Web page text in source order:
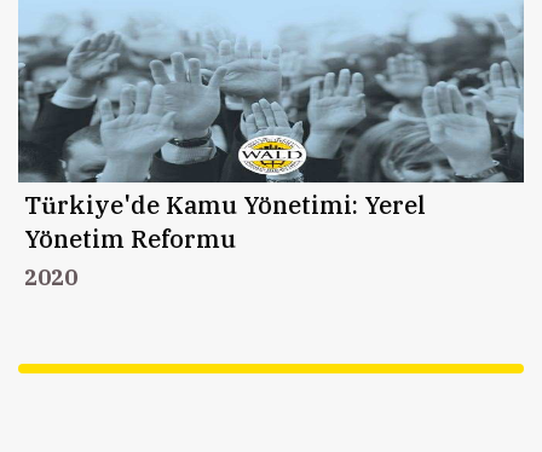
Türkiye'de Kamu Yönetimi: Yerel
Yönetim Reformu
2020